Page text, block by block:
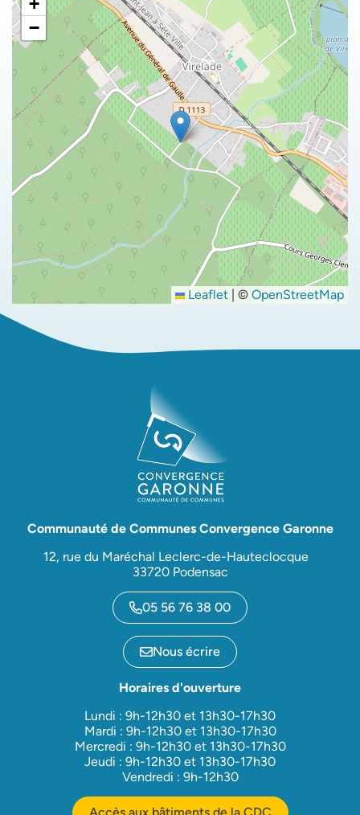
−
Leaflet | © OpenStreetMap
Communauté de Communes Convergence Garonne
12, rue du Maréchal Leclerc-de-Hauteclocque
33720 Podensac
05 56 76 38 00
Nous écrire
Horaires d'ouverture
Lundi : 9h-12h30 et 13h30-17h30
Mardi : 9h-12h30 et 13h30-17h30
Mercredi : 9h-12h30 et 13h30-17h30
Jeudi : 9h-12h30 et 13h30-17h30
Vendredi : 9h-12h30